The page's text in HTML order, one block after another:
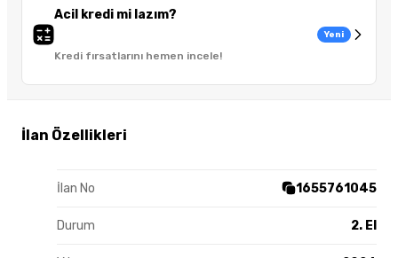
Acil kredi mi lazım?
Kredi fırsatlarını hemen incele!
Yeni
İlan Özellikleri
İlan No 1655761045
Durum 2. El